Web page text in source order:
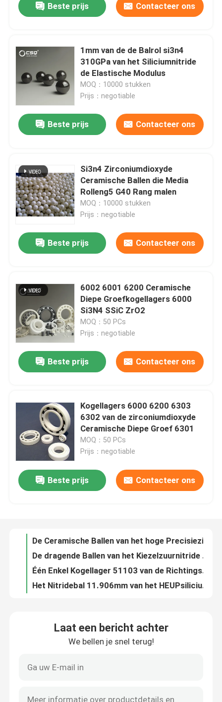
Producten
VR toon
Fabrieksreis
Kwaliteitscontrole
Verzoek om een Citaat
Ceramische Kogellagers
608 Ceramische Lagers
Beste prijs Contacteer ons
1mm van de de Balrol si3n4
310GPa van het Siliciumnitride
de Elastische Modulus
MOQ：10000 stukken
Prijs：negotiable
Beste prijs Contacteer ons
Si3n4 Zirconiumdioxyde
Ceramische Ballen die Media
Rolleng5 G40 Rang malen
MOQ：10000 stukken
Prijs：negotiable
Beste prijs Contacteer ons
6002 6001 6200 Ceramische
Diepe Groefkogellagers 6000
Si3N4 SSiC ZrO2
MOQ：50 PCs
Prijs：negotiable
Beste prijs Contacteer ons
Kogellagers 6000 6200 6303
6302 van de zirconiumdioxyde
Ceramische Diepe Groef 6301
MOQ：50 PCs
Prijs：negotiable
Beste prijs Contacteer ons
De Media van de balmolen Zirconiumdioxyde Ceramische Ballen voor Open haard 6.35mm
Het Nitridebal 11.906mm van het HEUPsilicium 1580 HV5-Hardheids Ceramische Media Ballen
14.288mm de Balg10 van het Siliciumnitride Rang Zwarte Ceramisch
Si3N4 Lagerballen 17.4625mm G5-G10 die Ceramische Ballen voor het Distilleren malen
D31.75mm de Ballen Grote ceramische ballen van het Siliciumnitride voor gasopen haard
Laat een bericht achter
We bellen je snel terug!